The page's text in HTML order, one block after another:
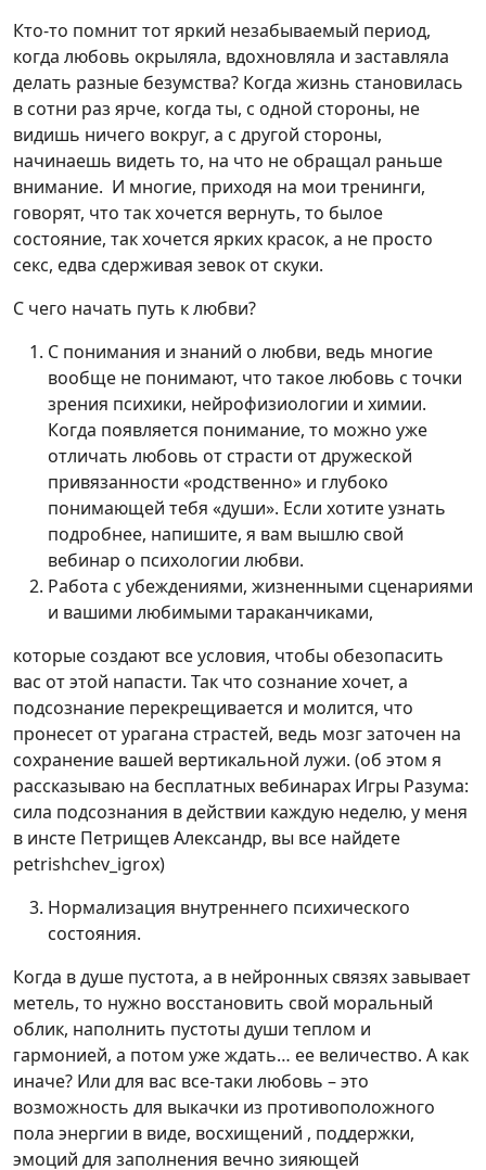
Кто-то помнит тот яркий незабываемый период,
когда любовь окрыляла, вдохновляла и заставляла
делать разные безумства? Когда жизнь становилась
в сотни раз ярче, когда ты, с одной стороны, не
видишь ничего вокруг, а с другой стороны,
начинаешь видеть то, на что не обращал раньше
внимание. И многие, приходя на мои тренинги,
говорят, что так хочется вернуть, то былое
состояние, так хочется ярких красок, а не просто
секс, едва сдерживая зевок от скуки.
С чего начать путь к любви?
С понимания и знаний о любви, ведь многие
вообще не понимают, что такое любовь с точки
зрения психики, нейрофизиологии и химии.
Когда появляется понимание, то можно уже
отличать любовь от страсти от дружеской
привязанности «родственно» и глубоко
понимающей тебя «души». Если хотите узнать
подробнее, напишите, я вам вышлю свой
вебинар о психологии любви.
Работа с убеждениями, жизненными сценариями
и вашими любимыми тараканчиками,
которые создают все условия, чтобы обезопасить
вас от этой напасти. Так что сознание хочет, а
подсознание перекрещивается и молится, что
пронесет от урагана страстей, ведь мозг заточен на
сохранение вашей вертикальной лужи. (об этом я
рассказываю на бесплатных вебинарах Игры Разума:
сила подсознания в действии каждую неделю, у меня
в инсте Петрищев Александр, вы все найдете
petrishchev_igrox)
Нормализация внутреннего психического
состояния.
Когда в душе пустота, а в нейронных связях завывает
метель, то нужно восстановить свой моральный
облик, наполнить пустоты души теплом и
гармонией, а потом уже ждать… ее величество. А как
иначе? Или для вас все-таки любовь – это
возможность для выкачки из противоположного
пола энергии в виде, восхищений , поддержки,
эмоций для заполнения вечно зияющей